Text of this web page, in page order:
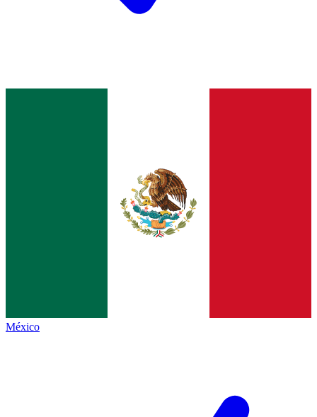
México